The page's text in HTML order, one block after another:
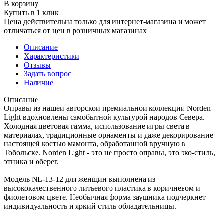
В корзину
Купить в 1 клик
Цена действительна только для интернет-магазина и может
отличаться от цен в розничных магазинах
Описание
Характеристики
Отзывы
Задать вопрос
Наличие
Описание
Оправы из нашей авторской премиальной коллекции Norden
Light вдохновлены самобытной культурой народов Севера.
Холодная цветовая гамма, использование игры света в
материалах, традиционные орнаменты и даже декорирование
настоящей костью мамонта, обработанной вручную в
Тобольске. Norden Light - это не просто оправы, это эко-стиль,
этника и оберег.
Модель NL-13-12 для женщин выполнена из
высококачественного литьевого пластика в коричневом и
фиолетовом цвете. Необычная форма заушника подчеркнет
индивидуальность и яркий стиль обладательницы.